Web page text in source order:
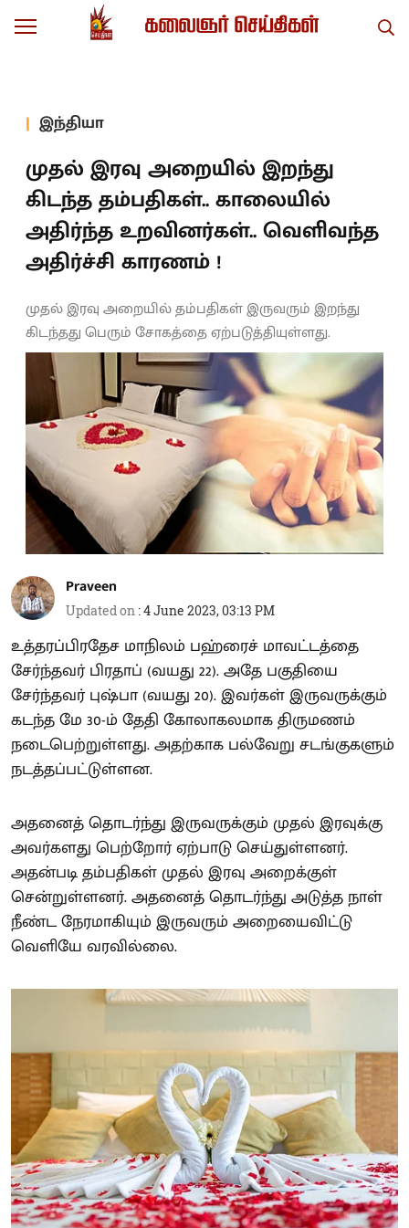
இந்தியா
முதல் இரவு அறையில் இறந்து
கிடந்த தம்பதிகள்.. காலையில்
அதிர்ந்த உறவினர்கள்.. வெளிவந்த
அதிர்ச்சி காரணம் !
முதல் இரவு அறையில் தம்பதிகள் இருவரும் இறந்து
கிடந்தது பெரும் சோகத்தை ஏற்படுத்தியுள்ளது.
Praveen
Updated on :4 June 2023, 03:13 PM
உத்தரப்பிரதேச மாநிலம் பஹ்ரைச் மாவட்டத்தை
சேர்ந்தவர் பிரதாப் (வயது 22). அதே பகுதியை
சேர்ந்தவர் புஷ்பா (வயது 20). இவர்கள் இருவருக்கும்
கடந்த மே 30-ம் தேதி கோலாகலமாக திருமணம்
நடைபெற்றுள்ளது. அதற்காக பல்வேறு சடங்குகளும்
நடத்தப்பட்டுள்ளன.
அதனைத் தொடர்ந்து இருவருக்கும் முதல் இரவுக்கு
அவர்களது பெற்றோர் ஏற்பாடு செய்துள்ளனர்.
அதன்படி தம்பதிகள் முதல் இரவு அறைக்குள்
சென்றுள்ளனர். அதனைத் தொடர்ந்து அடுத்த நாள்
நீண்ட நேரமாகியும் இருவரும் அறையைவிட்டு
வெளியே வரவில்லை.